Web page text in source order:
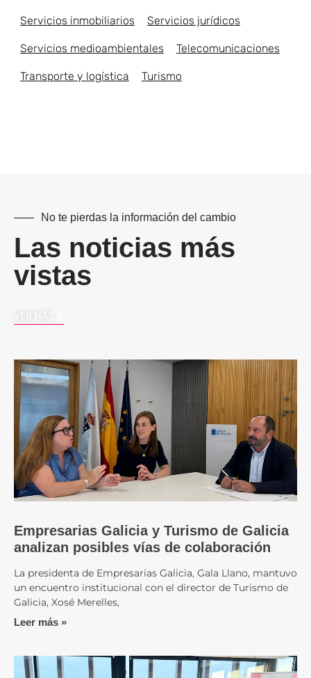
Servicios inmobiliarios Servicios jurídicos
Servicios medioambientales Telecomunicaciones
Transporte y logística Turismo
No te pierdas la información del cambio
Las noticias más
vistas
VER MÁS
Empresarias Galicia y Turismo de Galicia
analizan posibles vías de colaboración
La presidenta de Empresarias Galicia, Gala Llano, mantuvo
un encuentro institucional con el director de Turismo de
Galicia, Xosé Merelles,
Leer más »